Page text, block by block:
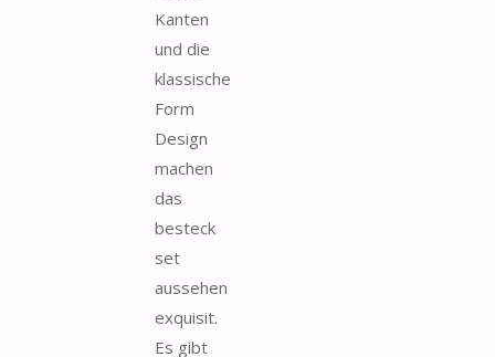
Kanten
und die
klassische
Form
Design
machen
das
besteck
set
aussehen
exquisit.
Es gibt